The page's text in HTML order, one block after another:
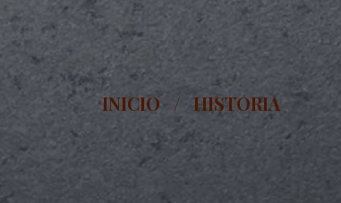
INICIO / HISTORIA